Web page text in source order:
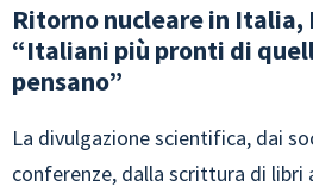
Ritorno nucleare in Italia,
“Italiani più pronti di
pensano”
La divulgazione scientifica, dai
conferenze, dalla scrittura di libri